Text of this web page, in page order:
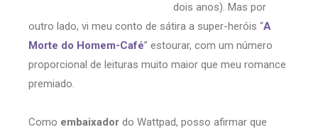
dois anos). Mas por
outro lado, vi meu conto de sátira a super-heróis “A
Morte do Homem-Café” estourar, com um número
proporcional de leituras muito maior que meu romance
premiado.
Como embaixador do Wattpad, posso afirmar que